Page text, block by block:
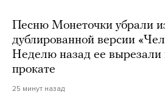
Песню Монеточки убрали
дублированной версии
Неделю назад ее вырезали
прокате
25 минут назад